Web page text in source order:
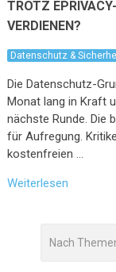
TROTZ
VERDIENEN?
Datenschutz &
Die Datenschutz-
Monat lang in Kraft
nächste Runde. Die
für Aufregung.
kostenfreien …
Weiterlesen